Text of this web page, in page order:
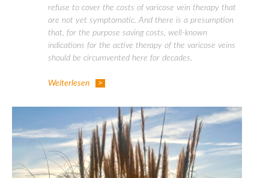
refuse to cover the costs of varicose vein therapy that
are not yet symptomatic. And there is a presumption
that, for the purpose saving costs, well-known
indications for the active therapy of the varicose veins
should be circumvented here for decades.
Weiterlesen